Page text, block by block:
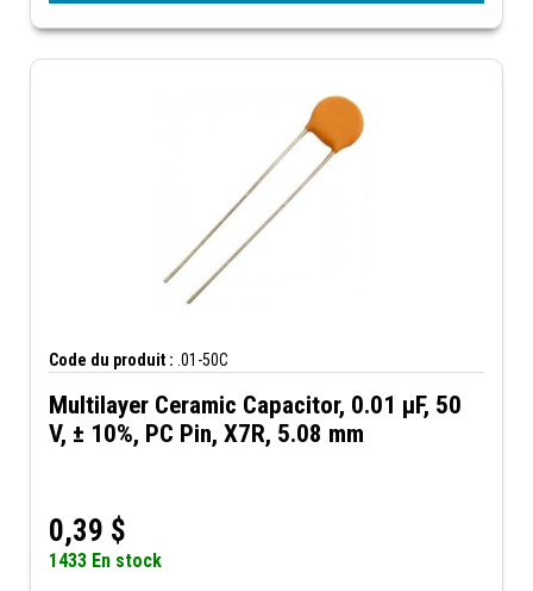
Code du produit : .01-50C
Multilayer Ceramic Capacitor, 0.01 µF, 50
V, ± 10%, PC Pin, X7R, 5.08 mm
0,39 $
1433 En stock